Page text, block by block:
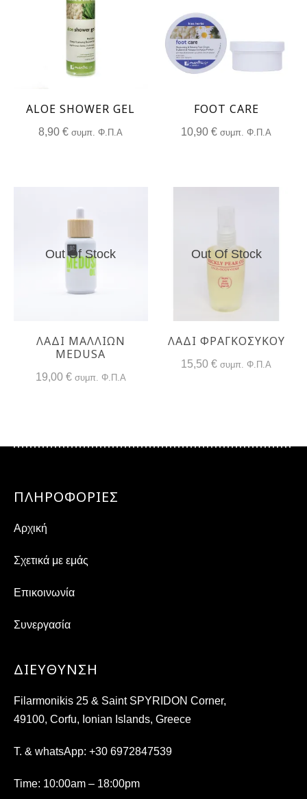
ALOE SHOWER GEL
8,90€ συμπ. Φ.Π.Α
FOOT CARE
10,90€ συμπ. Φ.Π.Α
Out Of Stock
ΛΆΔΙ ΜΑΛΛΙΏΝ
MEDUSA
19,00 € συμπ. Φ.Π.Α
Out Of Stock
ΛΆΔΙ ΦΡΑΓΚΌΣΥΚΟΥ
15,50€ συμπ. Φ.Π.Α
ΠΛΗΡΟΦΟΡΙΕΣ
Αρχική
Σχετικά με εμάς
Επικοινωνία
Συνεργασία
ΔΙΕΎΘΥΝΣΗ
Filarmonikis 25 & Saint SPYRIDON Corner,
49100, Corfu, Ionian Islands, Greece
T. & whatsApp: +30 6972847539
Time: 10:00am – 18:00pm